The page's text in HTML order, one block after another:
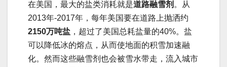
在美国，最大的盐类消耗就是道路融雪剂 。从
2013年-2017年，每年美国要在道路上抛洒约
2150万吨盐 ，超过了美国总耗盐量的40%。盐
可以降低冰的熔点，从而使地面的积雪加速融
化。然而这些融雪剂也会被雪水带走，流入城市